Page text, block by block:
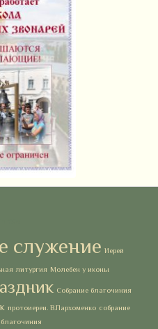
служение Иерей
литургия Молебен у иконы
Собрание благочиния
протоиереи. В.Пархоменко собрание